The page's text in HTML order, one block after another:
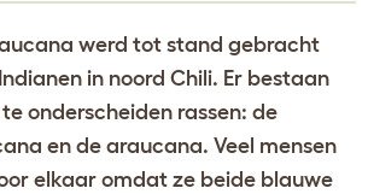
werd tot stand gebracht
in noord Chili. Er bestaan
onderscheiden rassen: de
en de araucana. Veel mensen
elkaar omdat ze beide blauwe